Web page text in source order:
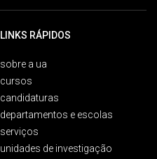
LINKS RÁPIDOS
sobre a ua
cursos
candidaturas
departamentos e escolas
serviços
unidades de investigação